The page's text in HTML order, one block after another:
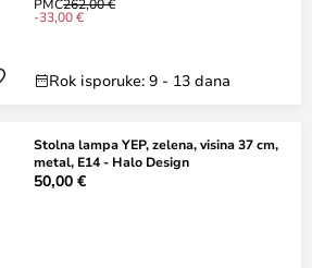
-33,00 €
Rok isporuke: 9 - 13 dana
Stolna lampa YEP, zelena, visina 37 cm,
metal, E14 - Halo Design
50,00 €